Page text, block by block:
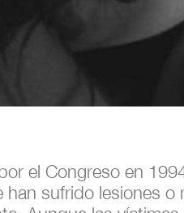
el Congreso en
sufrido lesiones